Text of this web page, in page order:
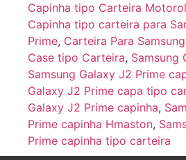
Capinha tipo Carteira
Capinha tipo carteira para
Prime, Carteira Para
Case tipo Carteira, Samsung
Samsung Galaxy J2 Prime
Galaxy J2 Prime capa tipo
Galaxy J2 Prime capinha,
Prime capinha Hmaston,
Prime capinha tipo carteira